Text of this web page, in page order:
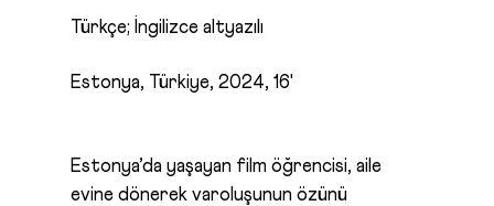
Türkçe; İngilizce altyazılı
Estonya, Türkiye, 2024, 16'
Estonya’da yaşayan film öğrencisi, aile
evine dönerek varoluşunun özünü